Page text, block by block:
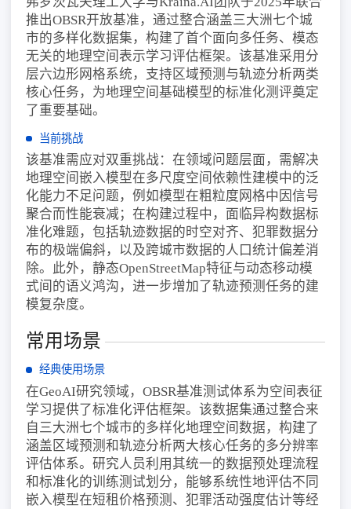
推出OBSR开放基准，通过整合涵盖三大洲七个城
市的多样化数据集，构建了首个面向多任务、模态
无关的地理空间表示学习评估框架。该基准采用分
层六边形网格系统，支持区域预测与轨迹分析两类
核心任务，为地理空间基础模型的标准化测评奠定
了重要基础。
当前挑战
该基准需应对双重挑战：在领域问题层面，需解决
地理空间嵌入模型在多尺度空间依赖性建模中的泛
化能力不足问题，例如模型在粗粒度网格中因信号
聚合而性能衰减；在构建过程中，面临异构数据标
准化难题，包括轨迹数据的时空对齐、犯罪数据分
布的极端偏斜，以及跨城市数据的人口统计偏差消
除。此外，静态OpenStreetMap特征与动态移动模
式间的语义鸿沟，进一步增加了轨迹预测任务的建
模复杂度。
常用场景
经典使用场景
在GeoAI研究领域，OBSR基准测试体系为空间表征
学习提供了标准化评估框架。该数据集通过整合来
自三大洲七个城市的多样化地理空间数据，构建了
涵盖区域预测和轨迹分析两大核心任务的多分辨率
评估体系。研究人员利用其统一的数据预处理流程
和标准化的训练测试划分，能够系统性地评估不同
嵌入模型在短租价格预测、犯罪活动强度估计等经